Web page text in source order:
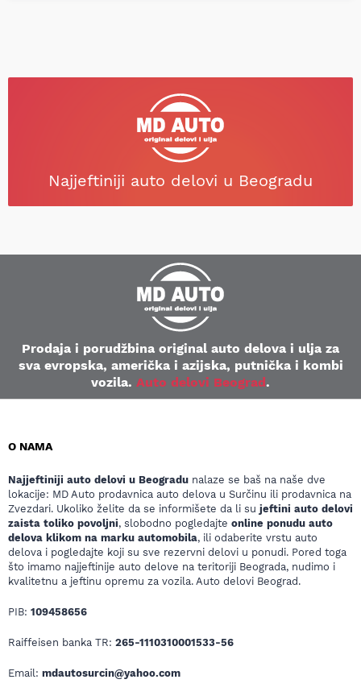
Najjeftiniji auto delovi u Beogradu
Prodaja i porudžbina original auto delova i ulja za
sva evropska, američka i azijska, putnička i kombi
vozila. Auto delovi Beograd.
O NAMA
Najjeftiniji auto delovi u Beogradu nalaze se baš na naše dve
lokacije: MD Auto prodavnica auto delova u Surčinu ili prodavnica na
Zvezdari. Ukoliko želite da se informišete da li su jeftini auto delovi
zaista toliko povoljni, slobodno pogledajte online ponudu auto
delova klikom na marku automobila, ili odaberite vrstu auto
delova i pogledajte koji su sve rezervni delovi u ponudi. Pored toga
što imamo najjeftinije auto delove na teritoriji Beograda, nudimo i
kvalitetnu a jeftinu opremu za vozila. Auto delovi Beograd.
PIB: 109458656
Raiffeisen banka TR: 265-1110310001533-56
Email: mdautosurcin@yahoo.com